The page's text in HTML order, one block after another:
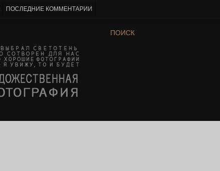
ПОИСК
ПОСЛЕДНИЕ КОММЕНТАРИИ